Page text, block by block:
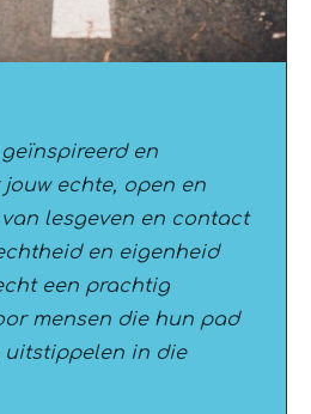
en
echte, open en
lesgeven en contact
en eigenheid
een prachtig
mensen die hun pad
in die